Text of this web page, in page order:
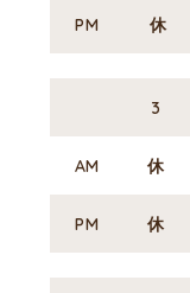
PM 休
3
AM 休
PM 休